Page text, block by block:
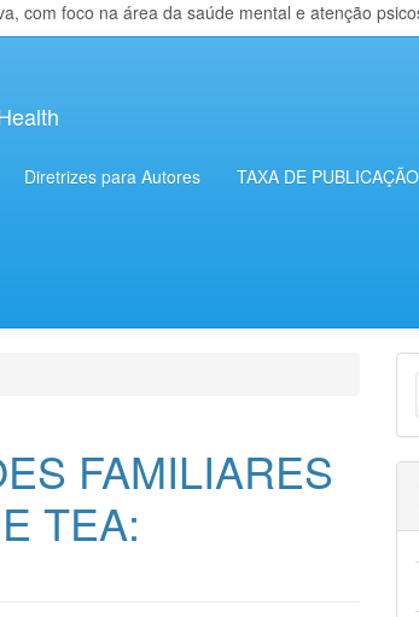
com foco na área da saúde mental e atenção
Diretrizes para Autores TAXA DE PUBLICAÇÃO
FAMILIARES
TEA: